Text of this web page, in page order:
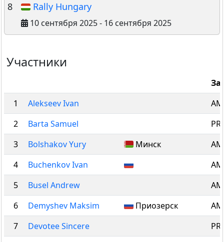
8 Rally Hungary
10 сентября 2025 - 16 сентября 2025
Участники
1
Alekseev Ivan
2
Barta Samuel
3
Bolshakov Yury Минск
4
Buchenkov Ivan
5
Busel Andrew
6
Demyshev Maksim Приозерск
7
Devotee Sincere